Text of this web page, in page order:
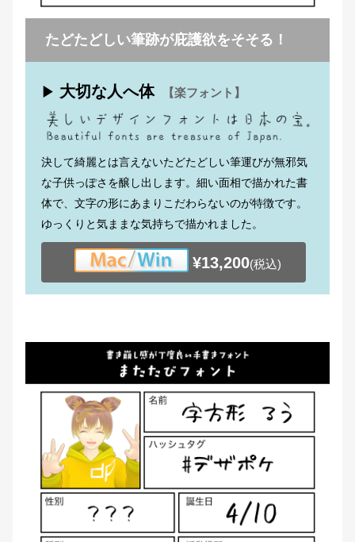
たどたどしい筆跡が庇護欲をそそる！
▶ 大切な人へ体 【楽フォント】
決して綺麗とは言えないたどたどしい筆運びが無邪気
な子供っぽさを醸し出します。細い面相で描かれた書
体で、文字の形にあまりこだわらないのが特徴です。
ゆっくりと気ままな気持ちで描かれました。
¥13,200(税込)